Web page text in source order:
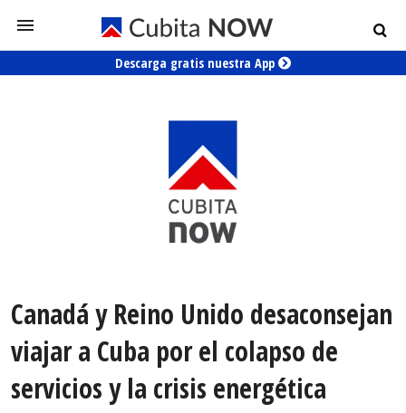
Descarga gratis nuestra App
Canadá y Reino Unido desaconsejan
viajar a Cuba por el colapso de
servicios y la crisis energética